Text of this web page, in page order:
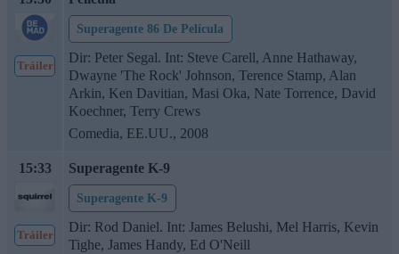
Tráiler
Superagente 86 De Película
Dir: Peter Segal. Int: Steve Carell, Anne Hathaway,
Dwayne 'The Rock' Johnson, Terence Stamp, Alan
Arkin, Ken Davitian, Masi Oka, Nate Torrence, David
Koechner, Terry Crews
Comedia, EE.UU., 2008
15:33
Tráiler
Superagente K-9
Superagente K-9
Dir: Rod Daniel. Int: James Belushi, Mel Harris, Kevin
Tighe, James Handy, Ed O'Neill